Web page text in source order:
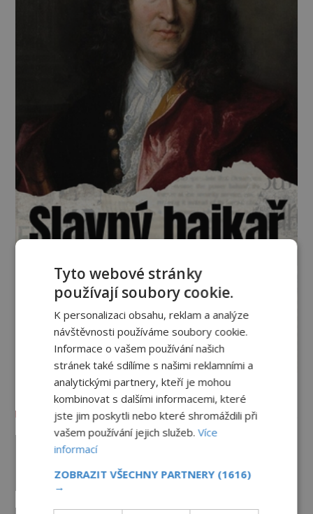
Vesmír a technologie
Co zachycují tajemné snímky
PREMIUM 7.8.2026 1.8TIS
Tyto webové stránky
používají soubory cookie.
K personalizaci obsahu, reklam a analýze
návštěvnosti používáme soubory cookie.
Informace o vašem používání našich
stránek také sdílíme s našimi reklamními a
analytickými partnery, kteří je mohou
kombinovat s dalšími informacemi, které
jste jim poskytli nebo které shromáždili při
vašem používání jejich služeb.Více
informací
ZOBRAZIT VŠECHNY PARTNERY (1616)
→